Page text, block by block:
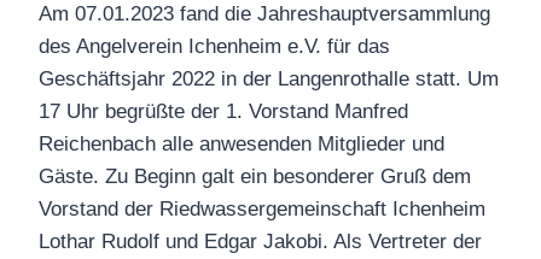
Am 07.01.2023 fand die Jahreshauptversammlung
des Angelverein Ichenheim e.V. für das
Geschäftsjahr 2022 in der Langenrothalle statt. Um
17 Uhr begrüßte der 1. Vorstand Manfred
Reichenbach alle anwesenden Mitglieder und
Gäste. Zu Beginn galt ein besonderer Gruß dem
Vorstand der Riedwassergemeinschaft Ichenheim
Lothar Rudolf und Edgar Jakobi. Als Vertreter der